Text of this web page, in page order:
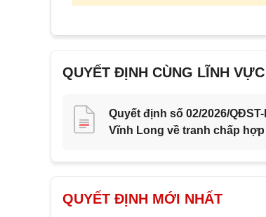
QUYẾT ĐỊNH CÙNG LĨNH VỰC
Quyết định số 02/2026/
Vĩnh Long về tranh chấp
QUYẾT ĐỊNH MỚI NHẤT